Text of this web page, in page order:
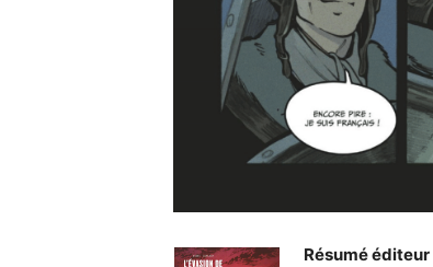
Résumé éditeur